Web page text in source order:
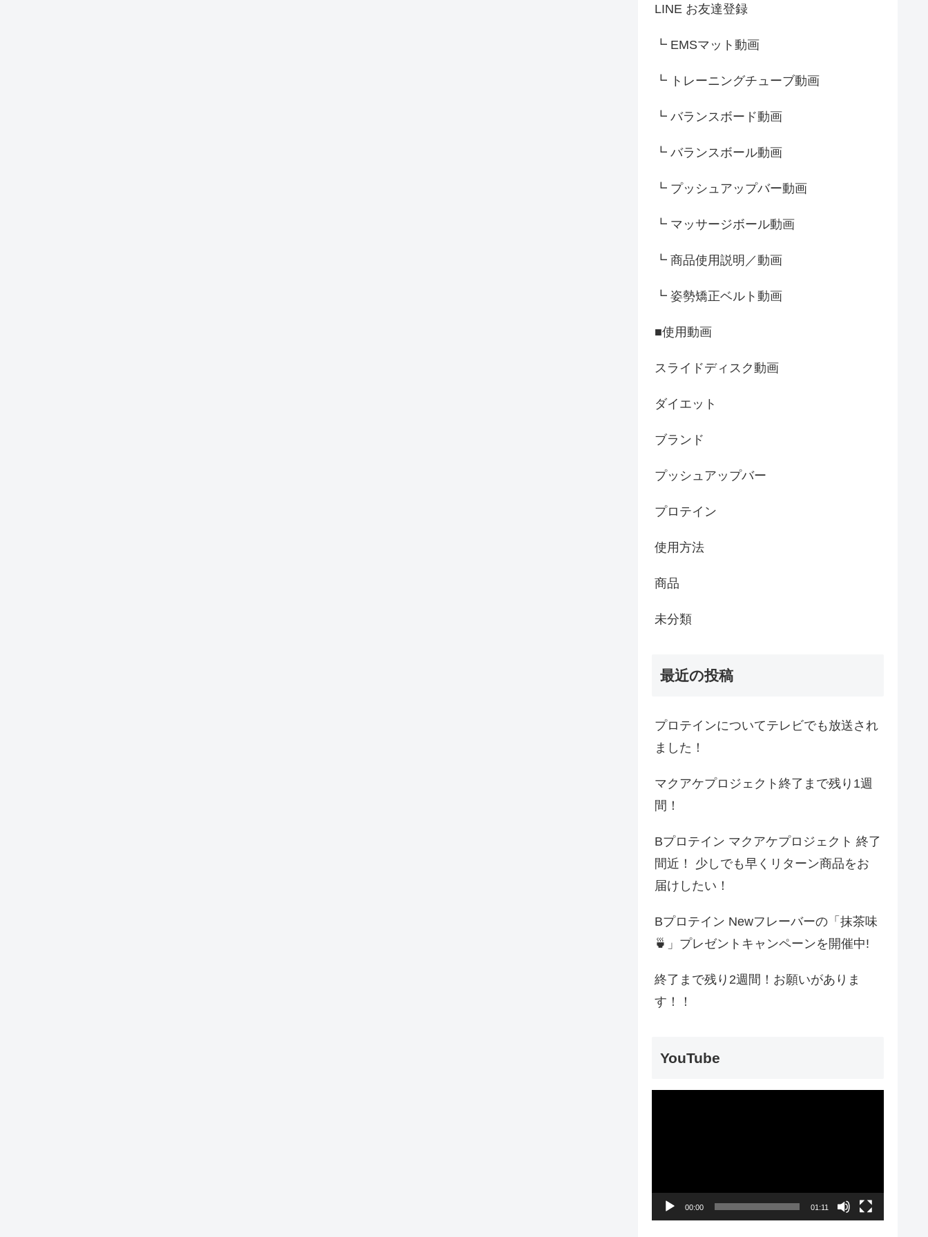
LINE お友達登録
┗ EMSマット動画
┗ トレーニングチューブ動画
┗ バランスボード動画
┗ バランスボール動画
┗ プッシュアップバー動画
┗ マッサージボール動画
┗ 商品使用説明／動画
┗ 姿勢矯正ベルト動画
■使用動画
スライドディスク動画
ダイエット
ブランド
プッシュアップバー
プロテイン
使用方法
商品
未分類
最近の投稿
プロテインについてテレビでも放送され
ました！
マクアケプロジェクト終了まで残り1週
間！
Bプロテイン マクアケプロジェクト 終了
間近！ 少しでも早くリターン商品をお
届けしたい！
Bプロテイン Newフレーバーの「抹茶味
🍵」プレゼントキャンペーンを開催中!
終了まで残り2週間！お願いがありま
す！！
YouTube
00:00 01:11